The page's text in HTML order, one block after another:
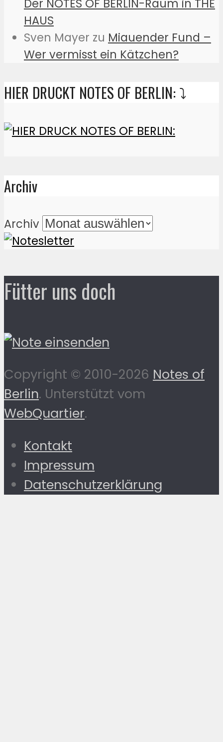
Der NOTES OF BERLIN-Raum in THE
HAUS
Sven Mayer zu Miauender Fund –
Wer vermisst ein Kätzchen?
HIER DRUCKT NOTES OF BERLIN: ⤵️
Archiv
Archiv
Fütter uns doch
Copyright © 2010-2026 Notes of
Berlin. Unterstützt vom
WebQuartier.
Kontakt
Impressum
Datenschutzerklärung